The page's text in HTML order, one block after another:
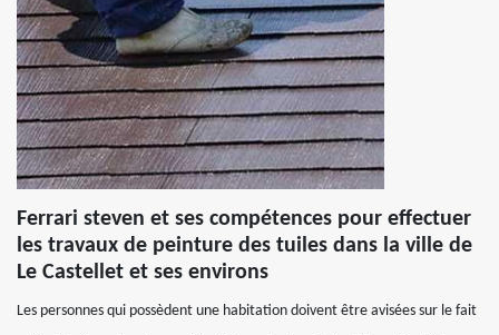
Ferrari steven et ses compétences pour effectuer
les travaux de peinture des tuiles dans la ville de
Le Castellet et ses environs
Les personnes qui possèdent une habitation doivent être avisées sur le fait